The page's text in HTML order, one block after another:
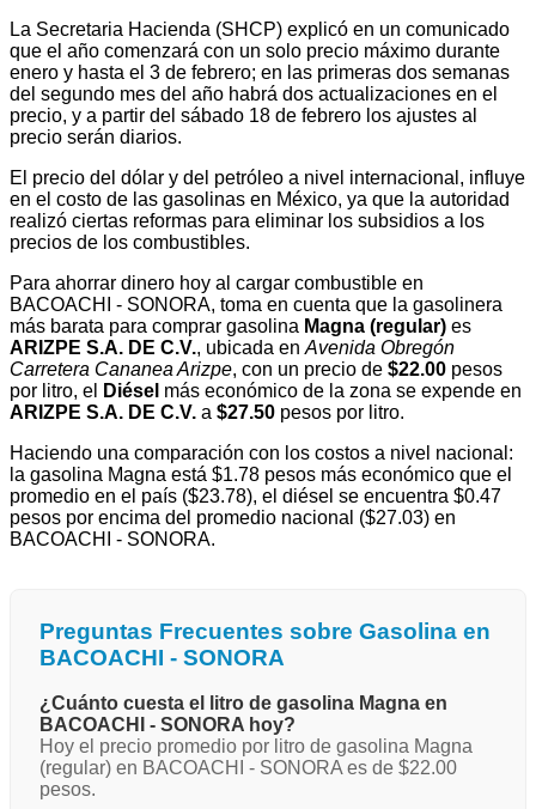
La Secretaria Hacienda (SHCP) explicó en un comunicado
que el año comenzará con un solo precio máximo durante
enero y hasta el 3 de febrero; en las primeras dos semanas
del segundo mes del año habrá dos actualizaciones en el
precio, y a partir del sábado 18 de febrero los ajustes al
precio serán diarios.
El precio del dólar y del petróleo a nivel internacional, influye
en el costo de las gasolinas en México, ya que la autoridad
realizó ciertas reformas para eliminar los subsidios a los
precios de los combustibles.
Para ahorrar dinero hoy al cargar combustible en
BACOACHI - SONORA, toma en cuenta que la gasolinera
más barata para comprar gasolina Magna (regular) es
ARIZPE S.A. DE C.V., ubicada en Avenida Obregón
Carretera Cananea Arizpe, con un precio de $22.00 pesos
por litro, el
Diésel más económico de la zona se expende en
ARIZPE S.A. DE C.V. a $27.50 pesos por litro.
Haciendo una comparación con los costos a nivel nacional:
la gasolina Magna está $1.78 pesos más económico que el
promedio en el país ($23.78), el diésel se encuentra $0.47
pesos por encima del promedio nacional ($27.03) en
BACOACHI - SONORA.
Preguntas Frecuentes sobre Gasolina en
BACOACHI - SONORA
¿Cuánto cuesta el litro de gasolina Magna en
BACOACHI - SONORA hoy?
Hoy el precio promedio por litro de gasolina Magna
(regular) en BACOACHI - SONORA es de $22.00
pesos.